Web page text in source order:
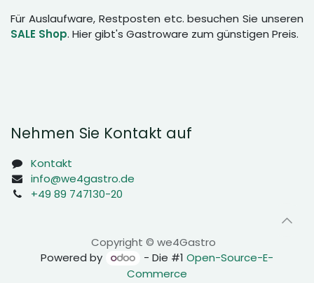
Für Auslaufware, Restposten etc. besuchen Sie unseren
SALE Shop. Hier gibt's Gastroware zum günstigen Preis.
Nehmen Sie Kontakt auf
Kontakt
info@we4gastro.de
+49 89 747130-20
Copyright © we4Gastro
Powered by
- Die #1Open-Source-E-
Commerce